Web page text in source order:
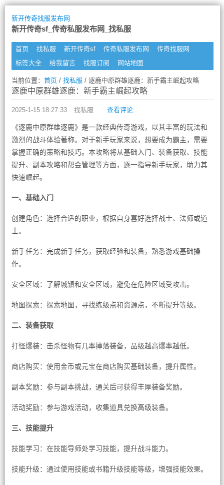
新开传奇找服发布网
新开传奇sf_传奇私服发布网_找私服
首页 找私服 新开传奇sf 传奇私服发布网
传奇找服网
标签大全
给我留言 找服订阅 网站地图
当前位置： 首页/ 找私服 / 逐鹿中原群雄逐鹿：新手霸主崛起攻略
逐鹿中原群雄逐鹿：新手霸主崛起攻略
2025-1-15 18:27:33 找私服 查看评论
《逐鹿中原群雄逐鹿》是一款经典传奇游戏，以其丰富的玩法和
激烈的战斗体验著称。对于新手玩家来说，想要成为霸主，需要
掌握正确的策略和技巧。本攻略将从基础入门、装备获取、技能
提升、副本攻略和帮会管理等方面，逐一指导新手玩家，助力其
快速崛起。
一、基础入门
创建角色：选择合适的职业，根据自身喜好选择战士、法师或道
士。
新手任务：完成新手任务，获取经验和装备，熟悉游戏基础操
作。
安全区域：了解城镇和安全区域，避免在危险区域受攻击。
地图探索：探索地图，寻找练级点和资源点，不断提升等级。
二、装备获取
打怪爆装：击杀怪物有几率掉落装备，品级越高爆率越低。
商店购买：使用金币或元宝在商店购买基础装备，提升属性。
副本奖励：参与副本挑战，通关后可获得丰厚装备奖励。
活动奖励：参与游戏活动，收集道具兑换高级装备。
三、技能提升
技能学习：在技能导师处学习技能，提升战斗能力。
技能升级：通过使用技能或书籍升级技能等级，增强技能效果。